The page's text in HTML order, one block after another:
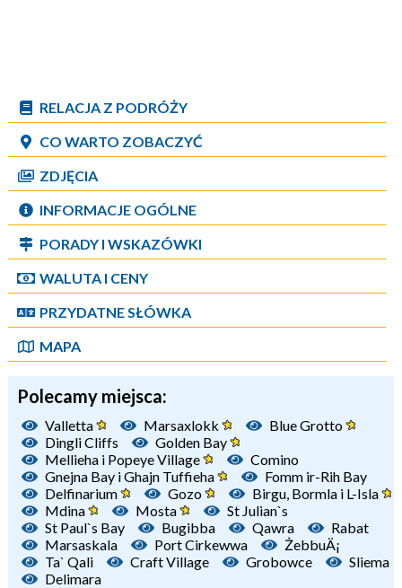
RELACJA Z PODRÓŻY
CO WARTO ZOBACZYĆ
ZDJĘCIA
INFORMACJE OGÓLNE
PORADY I WSKAZÓWKI
WALUTA I CENY
PRZYDATNE SŁÓWKA
MAPA
Polecamy miejsca:
Valletta Marsaxlokk
Blue Grotto
Dingli Cliffs
Golden Bay
Mellieha i Popeye Village
Comino
Gnejna Bay i Ghajn Tuffieha
Fomm ir-Rih Bay
Delfinarium
Gozo
Birgu, Bormla i L-Isla
Mdina
Mosta
St Julian`s
St Paul`s Bay
Bugibba Qawra
Rabat
Marsaskala
Port Cirkewwa
ŻebbuÄ¡
Ta` Qali
Craft Village Grobowce
Sliema
Delimara